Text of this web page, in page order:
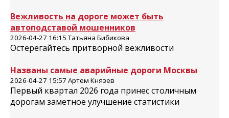
Вежливость на дороге может быть
автоподставой мошенников
2026-04-27 16:15 Татьяна Бибикова
Остерегайтесь притворной вежливости
Названы самые аварийные дороги Москвы
2026-04-27 15:57 Артем Князев
Первый квартал 2026 года принес столичным
дорогам заметное улучшение статистики